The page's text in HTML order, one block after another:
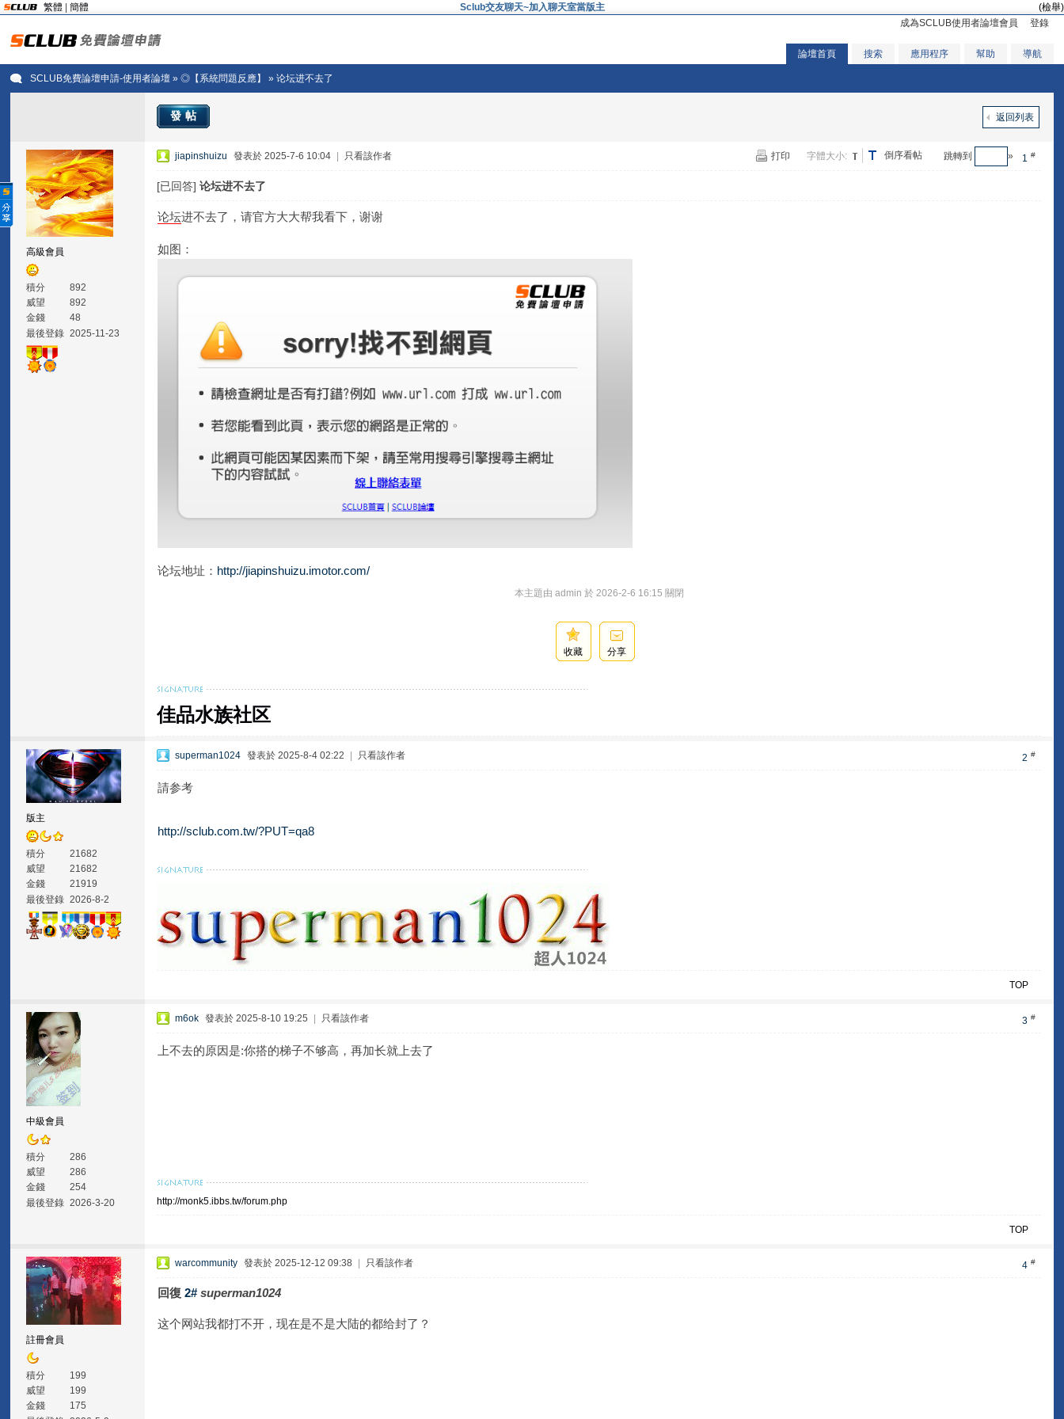
繁體 簡體 Sclub交友聊天~加入聊天室當版主
(檢舉)
成為SCLUB使用者論壇會員
登錄
論壇首頁 搜索 應用程序 幫助 導航
SCLUB免費論壇申請-使用者論壇 »◎【系統問題反應】 » 论坛进不去了
返回列表
發帖
高級會員
積分
892
威望
892
金錢
48
最後登錄 2025-11-23
1 #
跳轉到 »
倒序看帖
打印 字體大小:
jiapinshuizu 發表於 2025-7-6 10:04 只看該作者
[已回答] 论坛进不去了
论坛进不去了，请官方大大帮我看下，谢谢
如图：
论坛地址： http://jiapinshuizu.imotor.com/
本主題由 admin 於 2026-2-6 16:15 關閉
收藏 分享
佳品水族社区
版主
積分
21682
威望
21682
金錢
21919
最後登錄 2026-8-2
2 #
superman1024 發表於 2025-8-4 02:22 只看該作者
請参考
http://sclub.com.tw/?PUT=qa8
TOP
中級會員
積分
286
威望
286
金錢
254
最後登錄 2026-3-20
3 #
m6ok 發表於 2025-8-10 19:25 只看該作者
上不去的原因是:你搭的梯子不够高，再加长就上去了
http://monk5.ibbs.tw/forum.php
TOP
註冊會員
積分
199
威望
199
金錢
175
4 #
warcommunity 發表於 2025-12-12 09:38 只看該作者
回復2# superman1024
这个网站我都打不开，现在是不是大陆的都给封了？